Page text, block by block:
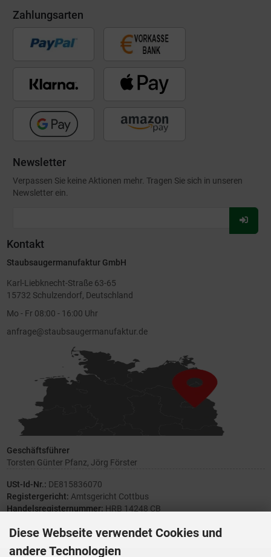
Zahlungsarten
Newsletter
Verpassen Sie keine Aktionen mehr. Tragen Sie sich in unseren
Newsletter ein.
Für
Kontakt
Staubsaugermanufaktur GmbH
Karl-Liebknecht-Straße 63-65
15732 Schulzendorf, Deutschland
Mo - Fr 08:00 - 16:00 Uhr
anfrage@staubsaugermanufaktur.de
Geschäftsführer
Torsten Günter Pfanz, Jörg Förster
USt-Id-Nr.: DE815836070
Registergericht: Amtsgericht Cottbus
Handelsregisternummer: HRB 14248 CB
Diese Webseite verwendet Cookies und
andere Technologien